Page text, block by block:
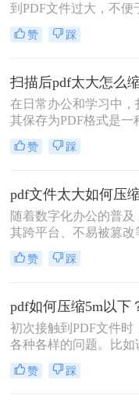
到PDF文件过大，不便
或上传至某些平台的情
缩PDF文件成为了一个
介绍几种有效的方法来
件，帮助您轻松减小文
赞 踩
在日常办公和学习中，
其保存为PDF格式是一
然而，有时扫描后的
过大，这不仅占用了大
难。那么扫描后pdf太
为了解决这个问题，我
种方法来缩小扫描后
小。以下是一些实用的
赞 踩
随着数字化办公的普及
其跨平台、不易被篡改
常工作和生活中得到了
而，有时我们会遇到
间，还影响了文件的传
此，学会pdf文件太大
为重要。本文将介绍几
文件压缩方法，帮助您
文件过大的问题。
赞 踩
初次接触到PDF文件时
各种各样的问题。比如
大，不知道如何将PDF
重新编辑又太过麻烦，
赞 踩